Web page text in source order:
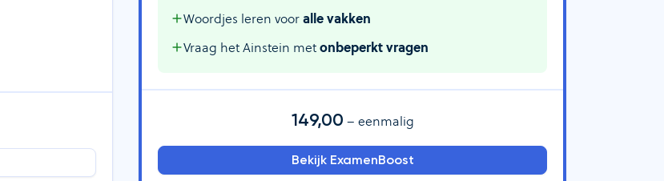
Woordjes leren vooralle vakken
Vraag het Ainstein metonbeperkt vragen
149,00 – eenmalig
Bekijk ExamenBoost